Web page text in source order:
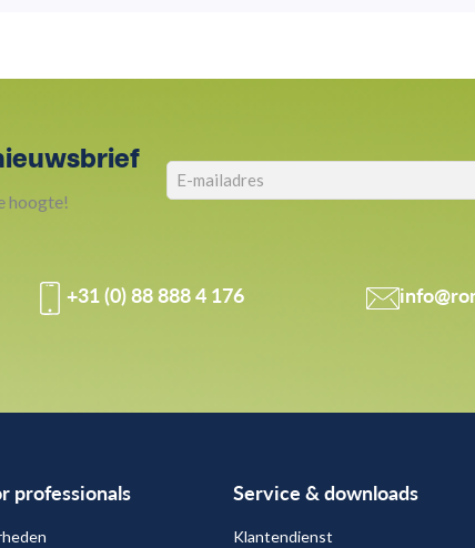
hoogte!
+31 (0) 88 888 4 176
professionals Service & downloads
Klantendienst